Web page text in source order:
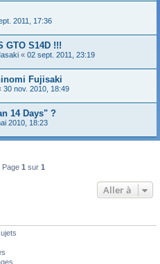
2011, 17:36
GTO S14D !!!
« 02 sept. 2011, 23:19
Fujisaki
30 nov. 2010, 18:49
14 Days" ?
2010, 18:23
Page 1 sur 1
Aller à